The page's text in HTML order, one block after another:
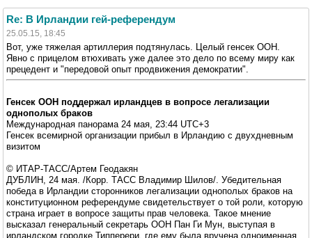
Re: В Ирландии гей-референдум
25.05.15, 18:45
Вот, уже тяжелая артиллерия подтянулась. Целый генсек ООН.
Явно с прицелом втюхивать уже далее это дело по всему миру как
прецедент и "передовой опыт продвижения демократии".
Генсек ООН поддержал ирландцев в вопросе легализации
однополых браков
Международная панорама 24 мая, 23:44 UTC+3
Генсек всемирной организации прибыл в Ирландию с двухдневным
визитом
© ИТАР-ТАСС/Артем Геодакян
ДУБЛИН, 24 мая. /Корр. ТАСС Владимир Шилов/. Убедительная
победа в Ирландии сторонников легализации однополых браков на
конституционном референдуме свидетельствует о той роли, которую
страна играет в вопросе защиты прав человека. Такое мнение
высказал генеральный секретарь ООН Пан Ги Мун, выступая в
ирландском городке Типперери, где ему была вручена одноименная